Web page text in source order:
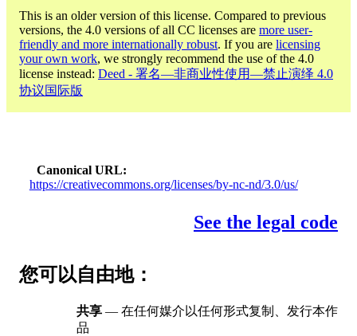
This is an older version of this license. Compared to previous
versions, the 4.0 versions of all CC licenses are more user-
friendly and more internationally robust. If you are licensing
your own work, we strongly recommend the use of the 4.0
license instead: Deed - 署名—非商业性使用—禁止演绎 4.0
协议国际版
Canonical URL
https://creativecommons.org/licenses/by-nc-nd/3.0/us/
See the legal code
您可以自由地：
共享 — 在任何媒介以任何形式复制、发行本作
品